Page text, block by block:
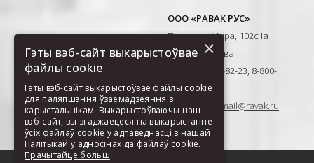
ООО «РАВАК РУС»
Проспект Мира, 102с1а
129626, Москва
T: +7(495) 710-82-23, 8-800-
333-41-51
E-mail:ravak-mail@ravak.ru
×
Гэты вэб-сайт выкарыстоўвае
файлы cookie
Гэты вэб-сайт выкарыстоўвае файлы cookie
для паляпшэння ўзаемадзеяння з
карыстальнікам. Выкарыстоўваючы наш
вэб-сайт, вы згаджаецеся на выкарыстанне
ўсіх файлаў cookie у адпаведнасці з нашай
Палітыкай у адносінах да файлаў cookie.
Прачытайце больш